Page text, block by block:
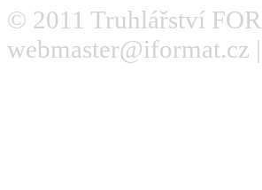
© 2011 Truhlářství
webmaster@iformat.cz